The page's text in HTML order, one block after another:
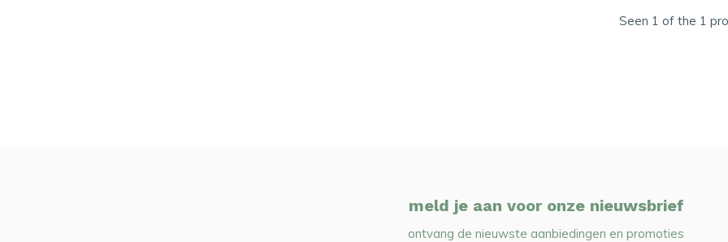
Seen 1 of the 1
meld je aan voor onze nieuwsbrief
ontvang de nieuwste aanbiedingen en promoties